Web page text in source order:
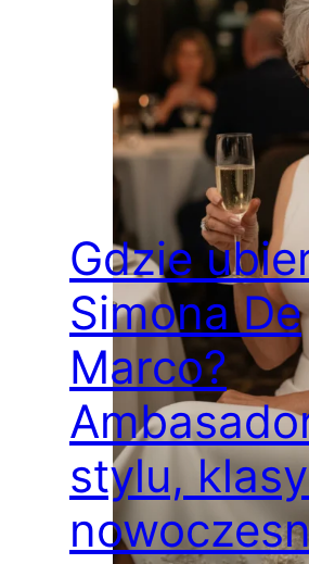
Gdzie
Simona De
Marco?
stylu,